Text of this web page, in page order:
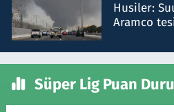
Husiler:
Aramco
Süper Lig Puan